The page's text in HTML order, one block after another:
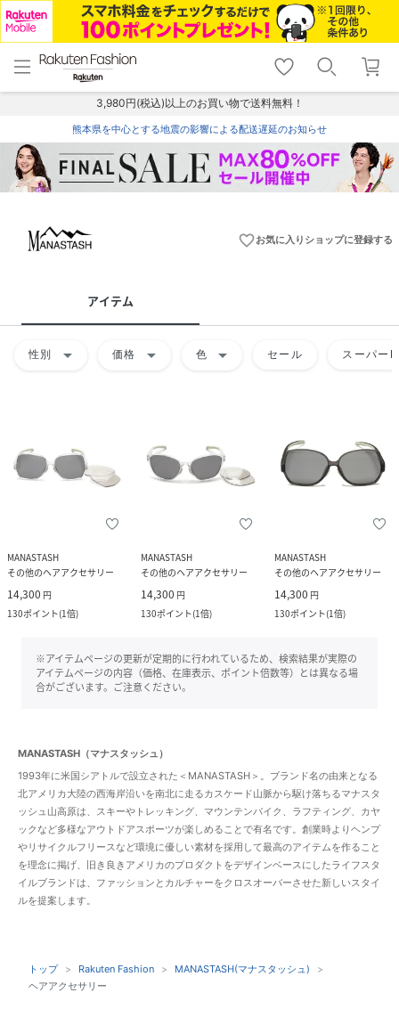
menu home
トップ
shopping_cart lock_outline
ログイン
3,980円(税込)以上のお買い物で送料無料！
熊本県を中心とする地震の影響による配送遅延のお知らせ
favorite_borderお気に入りショップに登録する
アイテム
性別 arrow_drop_down 価格 arrow_drop_down 色 arrow_drop_down セール スーパー
MANASTASH
その他のヘアアクセサリー
14,300 円
130ポイント(1倍)
MANASTASH
その他のヘアアクセサリー
14,300 円
130ポイント(1倍)
MANASTASH
その他のヘアアクセサリー
14,300 円
130ポイント(1倍)
※アイテムページの更新が定期的に行われているため、検索結果が実際の
アイテムページの内容（価格、在庫表示、ポイント倍数等）とは異なる場
合がございます。ご注意ください。
MANASTASH（マナスタッシュ）
1993年に米国シアトルで設立された＜MANASTASH＞。ブランド名の由来となる
北アメリカ大陸の西海岸沿いを南北に走るカスケード山脈から駆け落ちるマナスタ
ッシュ山高原は、スキーやトレッキング、マウンテンバイク、ラフティング、カヤ
ックなど多様なアウトドアスポーツが楽しめることで有名です。創業時よりヘンプ
やリサイクルフリースなど環境に優しい素材を採用して最高のアイテムを作ること
を理念に掲げ、旧き良きアメリカのプロダクトをデザインベースにしたライフスタ
イルブランドは、ファッションとカルチャーをクロスオーバーさせた新しいスタイ
ルを提案します。
トップ Rakuten Fashion
MANASTASH(マナスタッシュ)
ヘアアクセサリー